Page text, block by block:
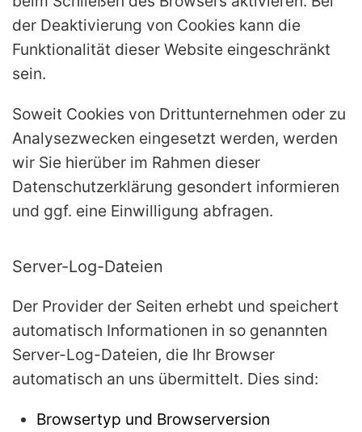
der Deaktivierung von Cookies kann die
Funktionalität dieser Website eingeschränkt
sein.
Soweit Cookies von Drittunternehmen oder zu
Analysezwecken eingesetzt werden, werden
wir Sie hierüber im Rahmen dieser
Datenschutzerklärung gesondert informieren
und ggf. eine Einwilligung abfragen.
Server-Log-Dateien
Der Provider der Seiten erhebt und speichert
automatisch Informationen in so genannten
Server-Log-Dateien, die Ihr Browser
automatisch an uns übermittelt. Dies sind:
Browsertyp und Browserversion